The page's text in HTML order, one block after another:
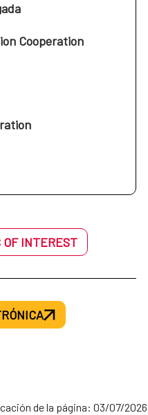
Cooperation
OF INTEREST
de la página: 03/07/2026